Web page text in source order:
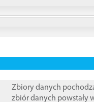
Zbiory danych
zbiór danych powstały